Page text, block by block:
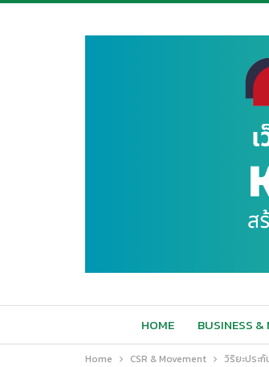
HOME BUSINESS &
Home CSR & Movement วิริยะประ